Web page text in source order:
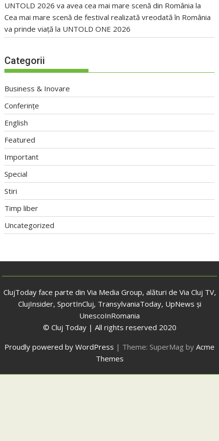
UNTOLD 2026 va avea cea mai mare scenă din România la
Cea mai mare scenă de festival realizată vreodată în România
va prinde viață la UNTOLD ONE 2026
Categorii
Business & Inovare
Conferințe
English
Featured
Important
Special
Stiri
Timp liber
Uncategorized
ClujToday face parte din Via Media Group, alături de Via Cluj TV,
ClujInsider, SportInCluj, TransylvaniaToday, UpNews și
UnescoInRomania
© Cluj Today | All rights reserved 2020
Proudly powered by WordPress | Theme: SuperMag by Acme
Themes